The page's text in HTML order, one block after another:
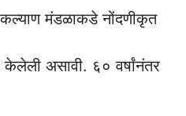
मंडळाकडे नोंदणीकृत
केलेली असावी. ६० वर्षांनंतर